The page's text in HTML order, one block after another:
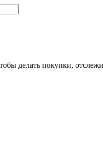
делать покупки,